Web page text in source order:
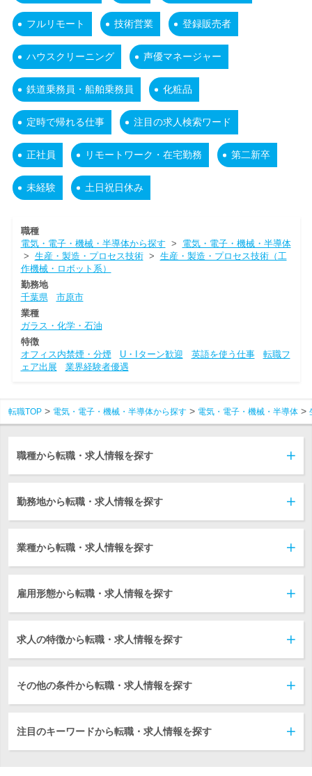
フルリモート 技術営業 登録販売者
ハウスクリーニング 声優マネージャー
鉄道乗務員・船舶乗務員 化粧品
定時で帰れる仕事 注目の求人検索ワード
正社員 リモートワーク・在宅勤務 第二新卒
未経験 土日祝日休み
職種
電気・電子・機械・半導体から探す > 電気・電子・機械・半導体
> 生産・製造・プロセス技術> 生産・製造・プロセス技術（工
作機械・ロボット系）
勤務地
千葉県
市原市
業種
ガラス・化学・石油
特徴
オフィス内禁煙・分煙
U・Iターン歓迎 英語を使う仕事
転職フ
ェア出展
業界経験者優遇
転職TOP 電気・電子・機械・半導体から探す 電気・電子・機械・半導体
職種から転職・求人情報を探す
勤務地から転職・求人情報を探す
業種から転職・求人情報を探す
雇用形態から転職・求人情報を探す
求人の特徴から転職・求人情報を探す
その他の条件から転職・求人情報を探す
注目のキーワードから転職・求人情報を探す